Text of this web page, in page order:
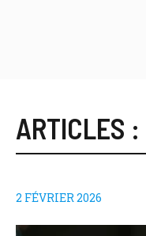
ARTICLES :
2 FÉVRIER 2026